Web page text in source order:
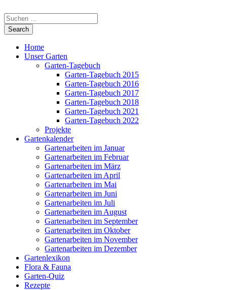
Home
Unser Garten
Garten-Tagebuch
Garten-Tagebuch 2015
Garten-Tagebuch 2016
Garten-Tagebuch 2017
Garten-Tagebuch 2018
Garten-Tagebuch 2021
Garten-Tagebuch 2022
Projekte
Gartenkalender
Gartenarbeiten im Januar
Gartenarbeiten im Februar
Gartenarbeiten im März
Gartenarbeiten im April
Gartenarbeiten im Mai
Gartenarbeiten im Juni
Gartenarbeiten im Juli
Gartenarbeiten im August
Gartenarbeiten im September
Gartenarbeiten im Oktober
Gartenarbeiten im November
Gartenarbeiten im Dezember
Gartenlexikon
Flora & Fauna
Garten-Quiz
Rezepte